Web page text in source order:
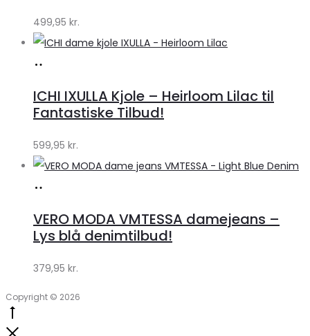
499,95 kr.
Klædeskabet.dk
ICHI IXULLA Kjole – Heirloom Lilac til
Fantastiske Tilbud!
599,95 kr.
Klædeskabet.dk
VERO MODA VMTESSA damejeans –
Lys blå denimtilbud!
379,95 kr.
Copyright © 2026